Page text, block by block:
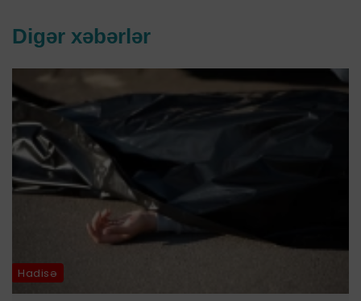
Digər xəbərlər
Hadisə